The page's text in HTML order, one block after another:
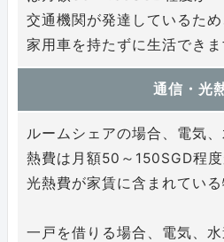
交通機関が発達しているた
家用車を持たずに生活できま
通信・光
ルームシェアの場合、電気
熱費は月額50～150SGD程度
光熱費が家賃に含まれている
一戸を借りる場合、電気、